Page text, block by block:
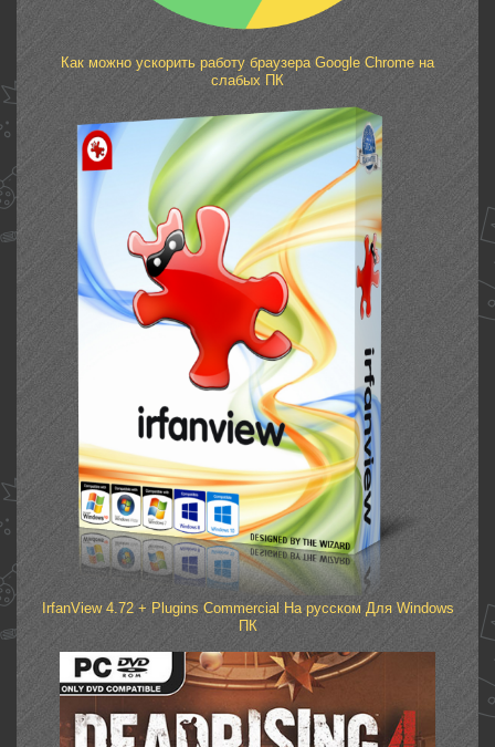
Как можно ускорить работу браузера Google Chrome на
слабых ПК
IrfanView 4.72 + Plugins Commercial На русском Для Windows
ПК